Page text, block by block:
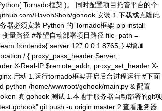
Tornado框架 )。 同时配置项目托管平台的个
HavenShen/gohook 安装 1.下载或克隆此
器必须安装 Python 的 Tornado框架 pip install
量路径 #希望自动部署项目路径 file_path =
frontends{ server 127.0.0.1:8765; } #增加
/ { proxy_pass_header Server;
X-Real-IP $remote_addr; proxy_set_header X-
启动 1.运行tornado框架开启后台进程运行 #下面
python /home/wwwroot/gohook/main.py & 配置
填 gohook 测试 1.本地于服务器自动部署的git项
gohook" git push -u origin master 2.查看服务器